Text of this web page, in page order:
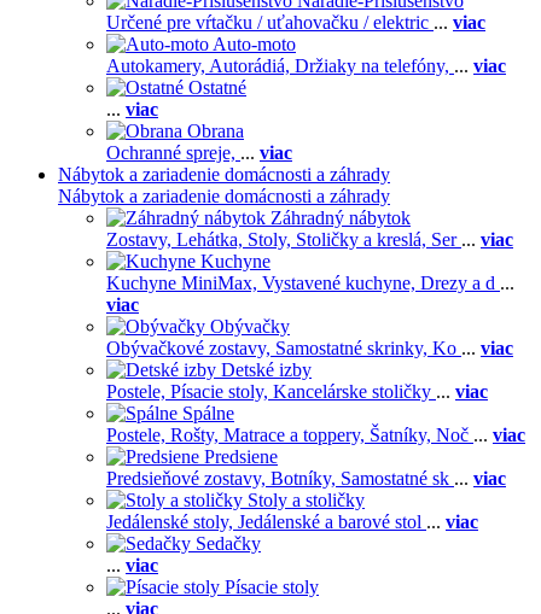
Určené pre vŕtačku / uťahovačku / elektric ... viac
Auto-moto
Autokamery, Autorádiá, Držiaky na telefóny, ... viac
Ostatné
... viac
Obrana
Ochranné spreje, ... viac
Nábytok a zariadenie domácnosti a záhrady
Nábytok a zariadenie domácnosti a záhrady
Záhradný nábytok
Zostavy, Lehátka, Stoly, Stoličky a kreslá, Ser ... viac
Kuchyne
Kuchyne MiniMax, Vystavené kuchyne, Drezy a d ...
viac
Obývačky
Obývačkové zostavy, Samostatné skrinky, Ko ... viac
Detské izby
Postele, Písacie stoly, Kancelárske stoličky ... viac
Spálne
Postele, Rošty, Matrace a toppery, Šatníky, Noč ... viac
Predsiene
Predsieňové zostavy, Botníky, Samostatné sk ... viac
Stoly a stoličky
Jedálenské stoly, Jedálenské a barové stol ... viac
Sedačky
... viac
Písacie stoly
... viac